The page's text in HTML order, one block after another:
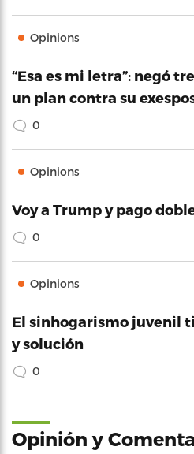
Opinions
“Esa es mi letra”: negó
un plan contra su
0
Opinions
Voy a Trump y pago
0
Opinions
El sinhogarismo juvenil
y solución
0
Opinión y